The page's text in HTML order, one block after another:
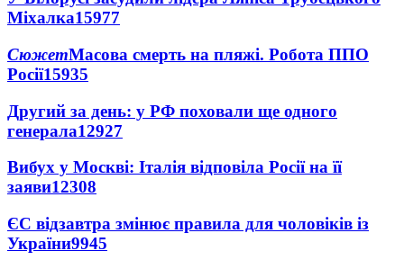
Міхалка15977
СюжетМасова смерть на пляжі. Робота ППО
Росії15935
Другий за день: у РФ поховали ще одного
генерала12927
Вибух у Москві: Італія відповіла Росії на її
заяви12308
ЄС відзавтра змінює правила для чоловіків із
України9945